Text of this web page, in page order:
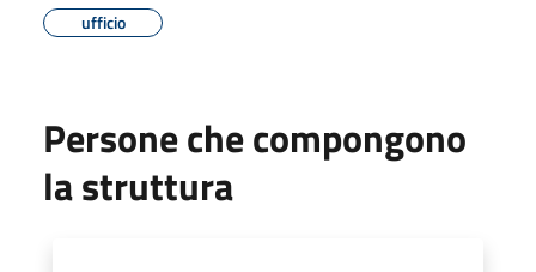
ufficio
Persone che compongono
la struttura